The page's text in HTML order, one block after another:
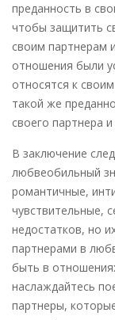
преданность в
чтобы защитить
своим партнерам
отношения были
относятся к
такой же
своего партнера
В заключение
любвеобильный
романтичные,
чувствительные,
недостатков, но
партнерами в
быть в
наслаждайтесь
партнеры,